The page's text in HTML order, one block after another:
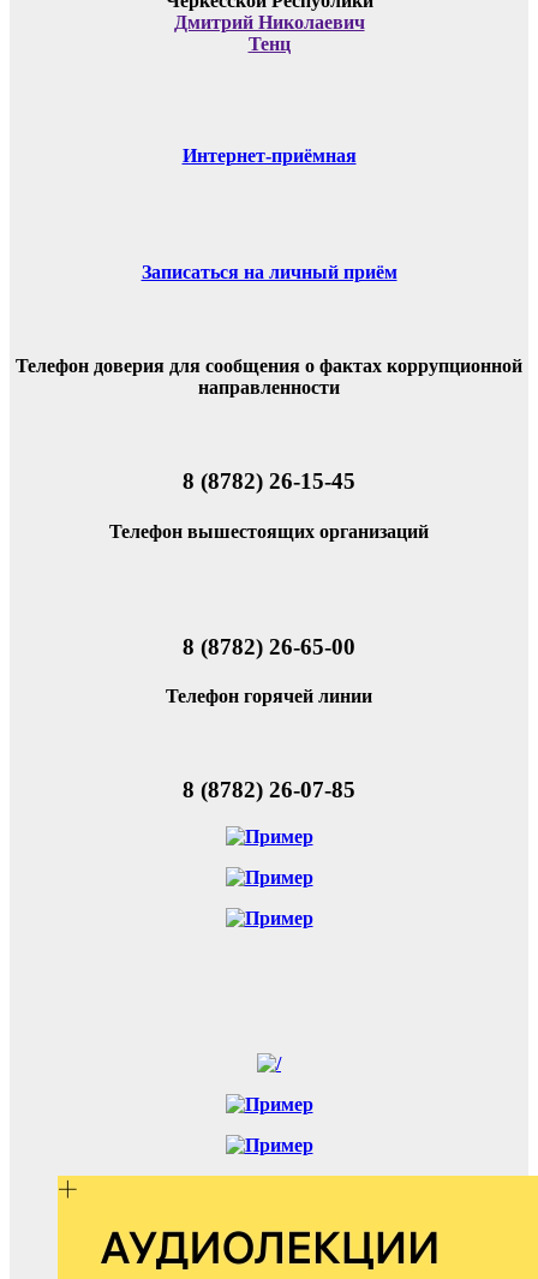
Дмитрий Николаевич
Тенц
Интернет-приёмная
Записаться на личный приём
Телефон доверия для сообщения о фактах коррупционной
направленности
8 (8782) 26-15-45
Телефон вышестоящих организаций
8 (8782) 26-65-00
Телефон горячей линии
8 (8782) 26-07-85